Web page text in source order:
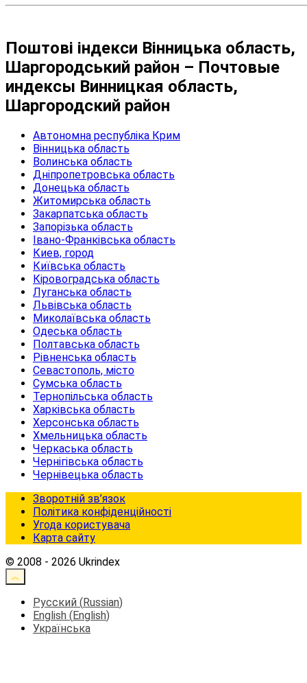
Поштові індекси Вінницька область,
Шаргородський район – Почтовые
индексы Винницкая область,
Шаргородский район
Автономна республіка Крим
Вінницька область
Волинська область
Дніпропетровська область
Донецька область
Житомирська область
Закарпатська область
Запорізька область
Івано-Франківська область
Киев, город
Київська область
Кіровоградська область
Луганська область
Львівська область
Миколаївська область
Одеська область
Полтавська область
Рівненська область
Севастополь, місто
Сумська область
Тернопільська область
Харківська область
Херсонська область
Хмельницька область
Черкаська область
Чернігівська область
Чернівецька область
Зворотній зв’язок
Політика конфіденційності
Угода користувача
Карта сайту
© 2008 - 2026 Ukrindex
Русский (Russian)
English (English)
Українська